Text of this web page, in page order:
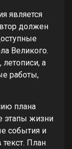
является
должен
Великого.
а
работы,
плана
этапы жизни
события и
План